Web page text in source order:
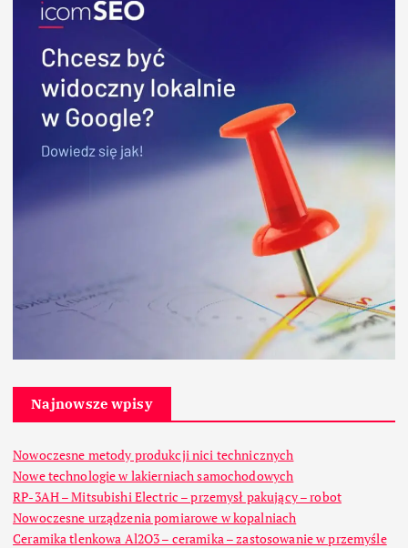
Najnowsze wpisy
Nowoczesne metody produkcji nici technicznych
Nowe technologie w lakierniach samochodowych
RP-3AH – Mitsubishi Electric – przemysł pakujący – robot
Nowoczesne urządzenia pomiarowe w kopalniach
Ceramika tlenkowa Al2O3 – ceramika – zastosowanie w przemyśle